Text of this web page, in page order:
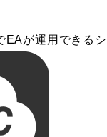
EAが運用できる